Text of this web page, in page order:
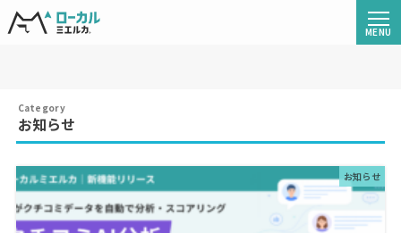
お知らせ
お知らせ